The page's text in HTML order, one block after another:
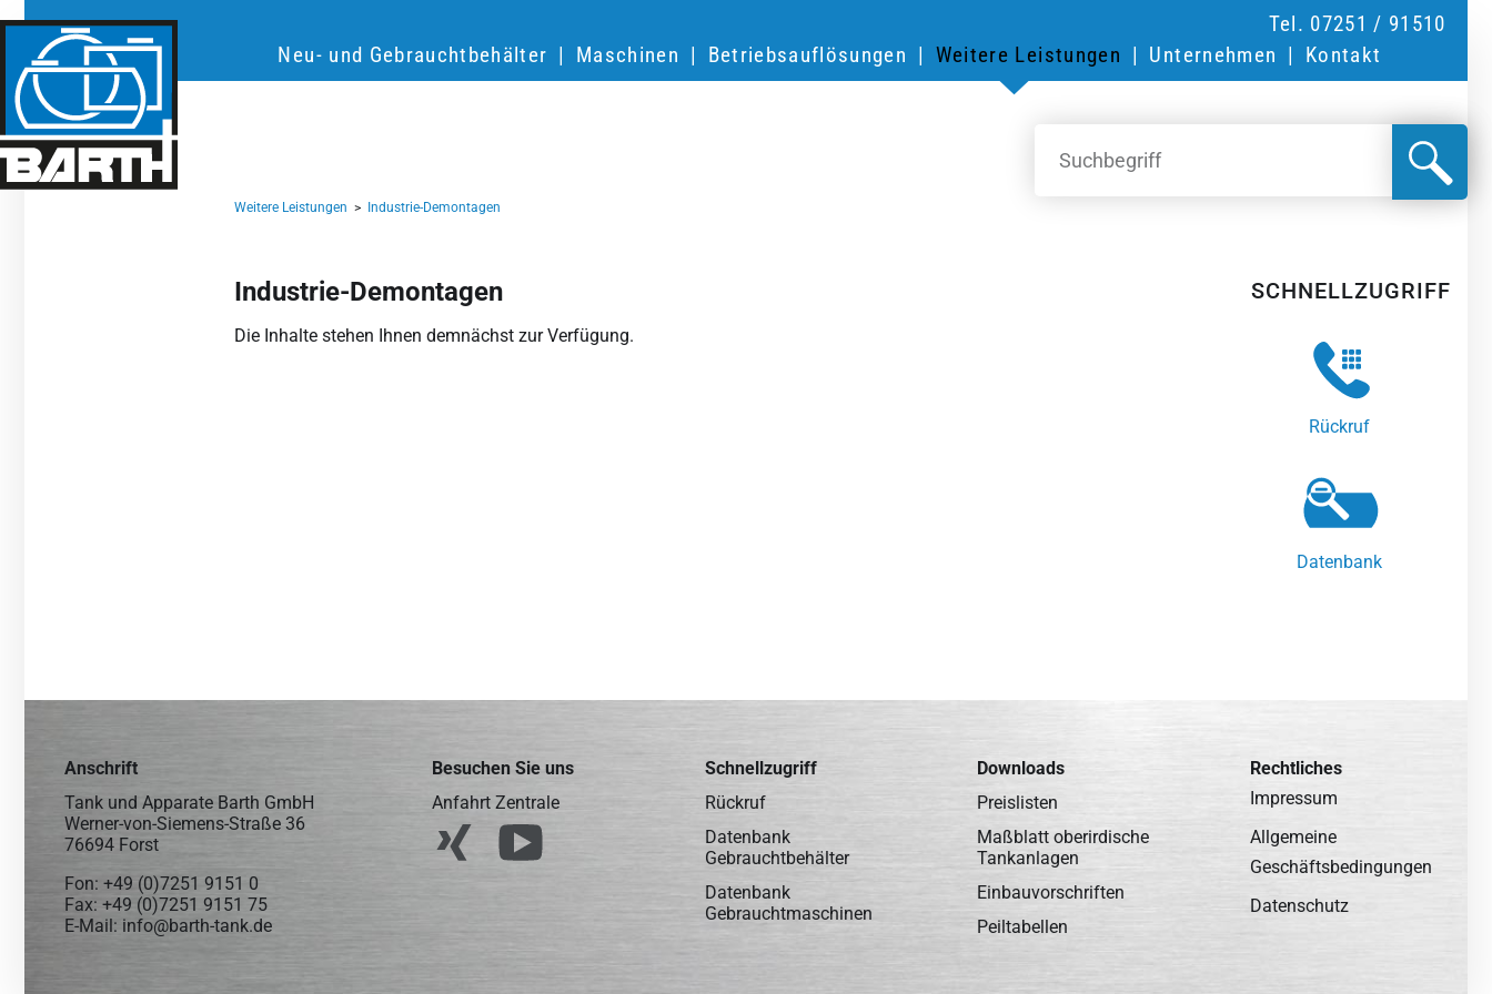
Neu- und Gebrauchtbehälter Maschinen Betriebsauflösungen Weitere Leistungen Unternehmen Kontakt
Tel. 07251 / 91510
Weitere Leistungen > Industrie-Demontagen
Industrie-Demontagen
Die Inhalte stehen Ihnen demnächst zur Verfügung.
SCHNELLZUGRIFF
Rückruf
Datenbank
Anschrift
Tank und Apparate Barth GmbH
Werner-von-Siemens-Straße 36
76694 Forst
Fon: +49 (0)7251 9151 0
Fax: +49 (0)7251 9151 75
E-Mail: info@barth-tank.de
Besuchen Sie uns
Anfahrt Zentrale
Schnellzugriff
Rückruf
Datenbank
Gebrauchtbehälter
Datenbank
Gebrauchtmaschinen
Downloads
Preislisten
Maßblatt oberirdische
Tankanlagen
Einbauvorschriften
Peiltabellen
Rechtliches
Impressum
Allgemeine
Geschäftsbedingungen
Datenschutz